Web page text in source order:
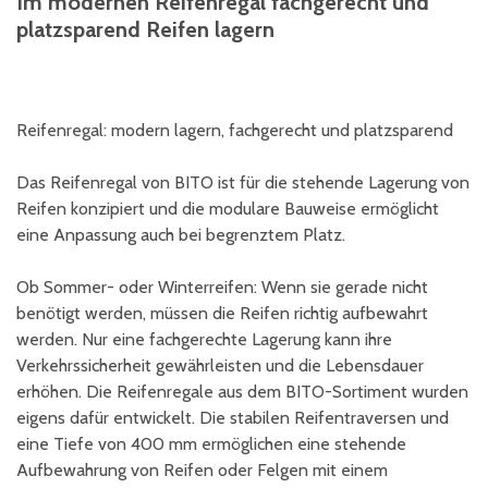
platzsparend Reifen lagern
Reifenregal: modern lagern, fachgerecht und platzsparend
Das Reifenregal von BITO ist für die stehende Lagerung von
Reifen konzipiert und die modulare Bauweise ermöglicht
eine Anpassung auch bei begrenztem Platz.
Ob Sommer- oder Winterreifen: Wenn sie gerade nicht
benötigt werden, müssen die Reifen richtig aufbewahrt
werden. Nur eine fachgerechte Lagerung kann ihre
Verkehrssicherheit gewährleisten und die Lebensdauer
erhöhen. Die Reifenregale aus dem BITO-Sortiment wurden
eigens dafür entwickelt. Die stabilen Reifentraversen und
eine Tiefe von 400 mm ermöglichen eine stehende
Aufbewahrung von Reifen oder Felgen mit einem